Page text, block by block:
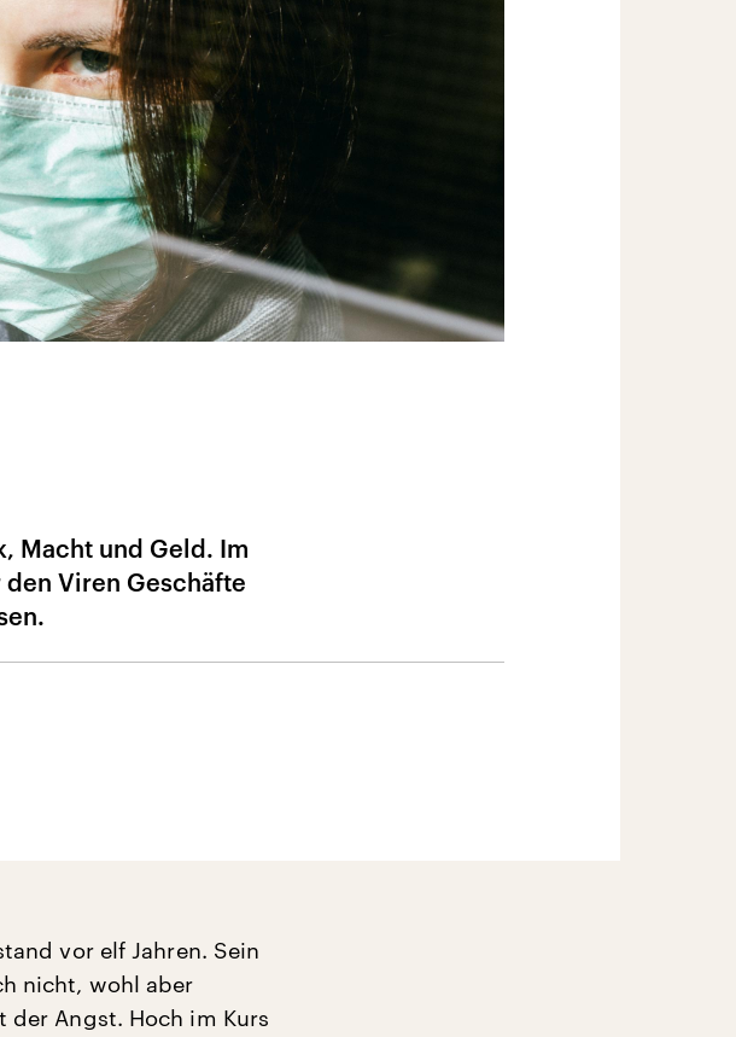
Macht und Geld. Im
Viren Geschäfte
vor elf Jahren. Sein
nicht, wohl aber
der Angst. Hoch im Kurs